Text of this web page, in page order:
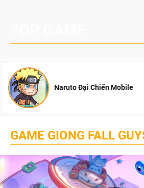
Naruto Đại Chiến Mobile
GAME GIONG FALL